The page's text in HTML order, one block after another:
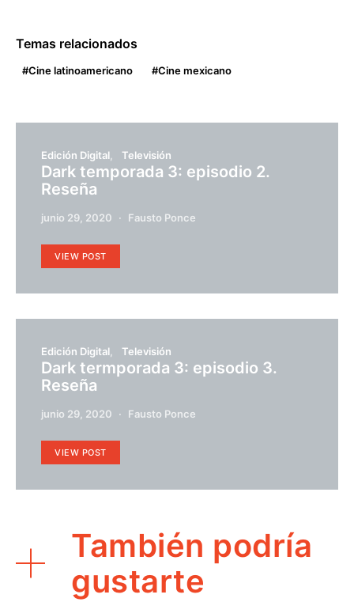
Temas relacionados
Cine latinoamericano Cine mexicano
Edición Digital Televisión
Dark temporada 3: episodio 2.
Reseña
junio 29, 2020 Fausto Ponce
VIEW POST
Edición Digital Televisión
Dark termporada 3: episodio 3.
Reseña
junio 29, 2020 Fausto Ponce
VIEW POST
También podría
gustarte